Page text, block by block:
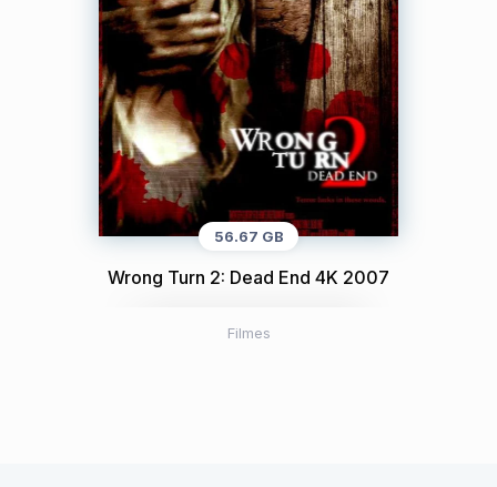
56.67 GB
Wrong Turn 2: Dead End 4K 2007
Filmes